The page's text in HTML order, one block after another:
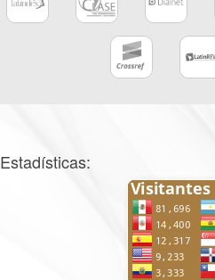
Estadísticas: